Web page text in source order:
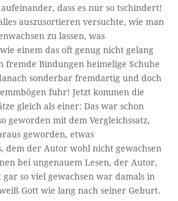
dass es nur so tschindert!
auszusortieren versuchte, wie man
zu lassen, was
einem das oft genug nicht gelang
fremde Bindungen heimelige Schuhe
sonderbar fremdartig und doch
fuhr! Jetzt kommen die
gleich als einer: Das war schon
geworden mit dem Vergleichssatz,
geworden, etwas
dem der Autor wohl nicht gewachsen
bei ungenauem Lesen, der Autor,
so viel gewachsen war damals in
Gott wie lang nach seiner Geburt.